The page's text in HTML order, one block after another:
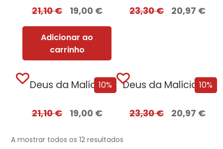
21,10€ 19,00 €
Adicionar ao
carrinho
23,30€ 20,97 €
10%
Deus da Malícia
21,10€ 19,00 €
10%
Deus da Malícia – Edição com EDGES
23,30€ 20,97 €
A mostrar todos os 12 resultados